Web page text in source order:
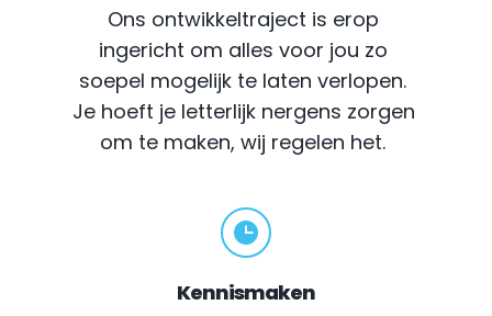
Ons ontwikkeltraject is erop
ingericht om alles voor jou zo
soepel mogelijk te laten verlopen.
Je hoeft je letterlijk nergens zorgen
om te maken, wij regelen het.
Kennismaken